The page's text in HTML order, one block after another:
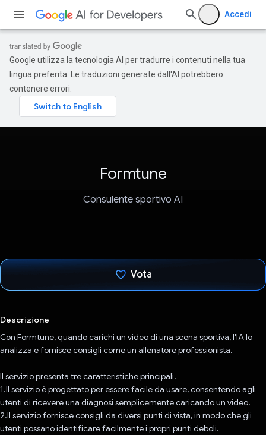
Accedi
Google utilizza la tecnologia AI per tradurre i contenuti nella tua
lingua preferita. Le traduzioni generate dall'AI potrebbero
contenere errori.
Formtune
Consulente sportivo AI
Vota
Descrizione
Con Formtune, quando carichi un video di una scena sportiva, l'IA lo
analizza e fornisce consigli come un allenatore professionista.
Il servizio presenta tre caratteristiche principali.
1.Il servizio è progettato per essere facile da usare, consentendo agli
utenti di ricevere una diagnosi semplicemente caricando un video.
2.Il servizio fornisce consigli da diversi punti di vista, in modo che gli
utenti possano identificare facilmente i propri punti deboli.